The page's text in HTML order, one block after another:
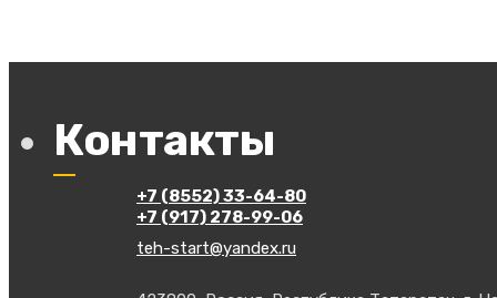
Контакты
+7 (8552) 33-64-80
+7 (917) 278-99-06
teh-start@yandex.ru